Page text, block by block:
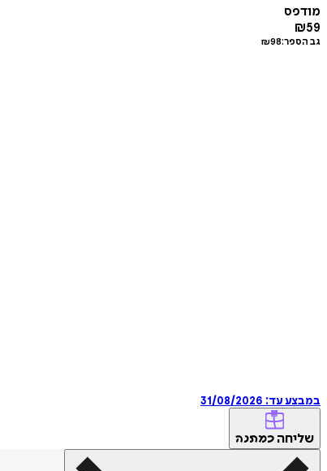
מודפס
₪59
גב הספר: ₪98
במבצע עד: 31/08/2026
שליחה כמתנה